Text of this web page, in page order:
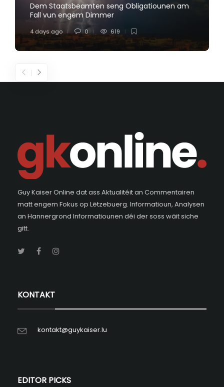
Dem Staatsbeamten seng Obligatiounen am
Fall vun engem Dimmer
4 days ago 0 619
Guy Kaiser Online dat ass Aktualitéit an Commentairen
matt engem Fokus op Lëtzebuerg. Informatioun, Analysen
an Hannergrond Informatiounen déi der soss wäit siche
gitt.
KONTAKT
kontakt@guykaiser.lu
EDITOR PICKS